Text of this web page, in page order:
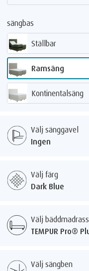
sängbas
Ställbar
Ramsäng
Kontinentalsäng
Välj sänggavel
Ingen
Välj färg
Dark Blue
Välj bäddmadrass
TEMPUR Pro®
Fast
Välj sängben